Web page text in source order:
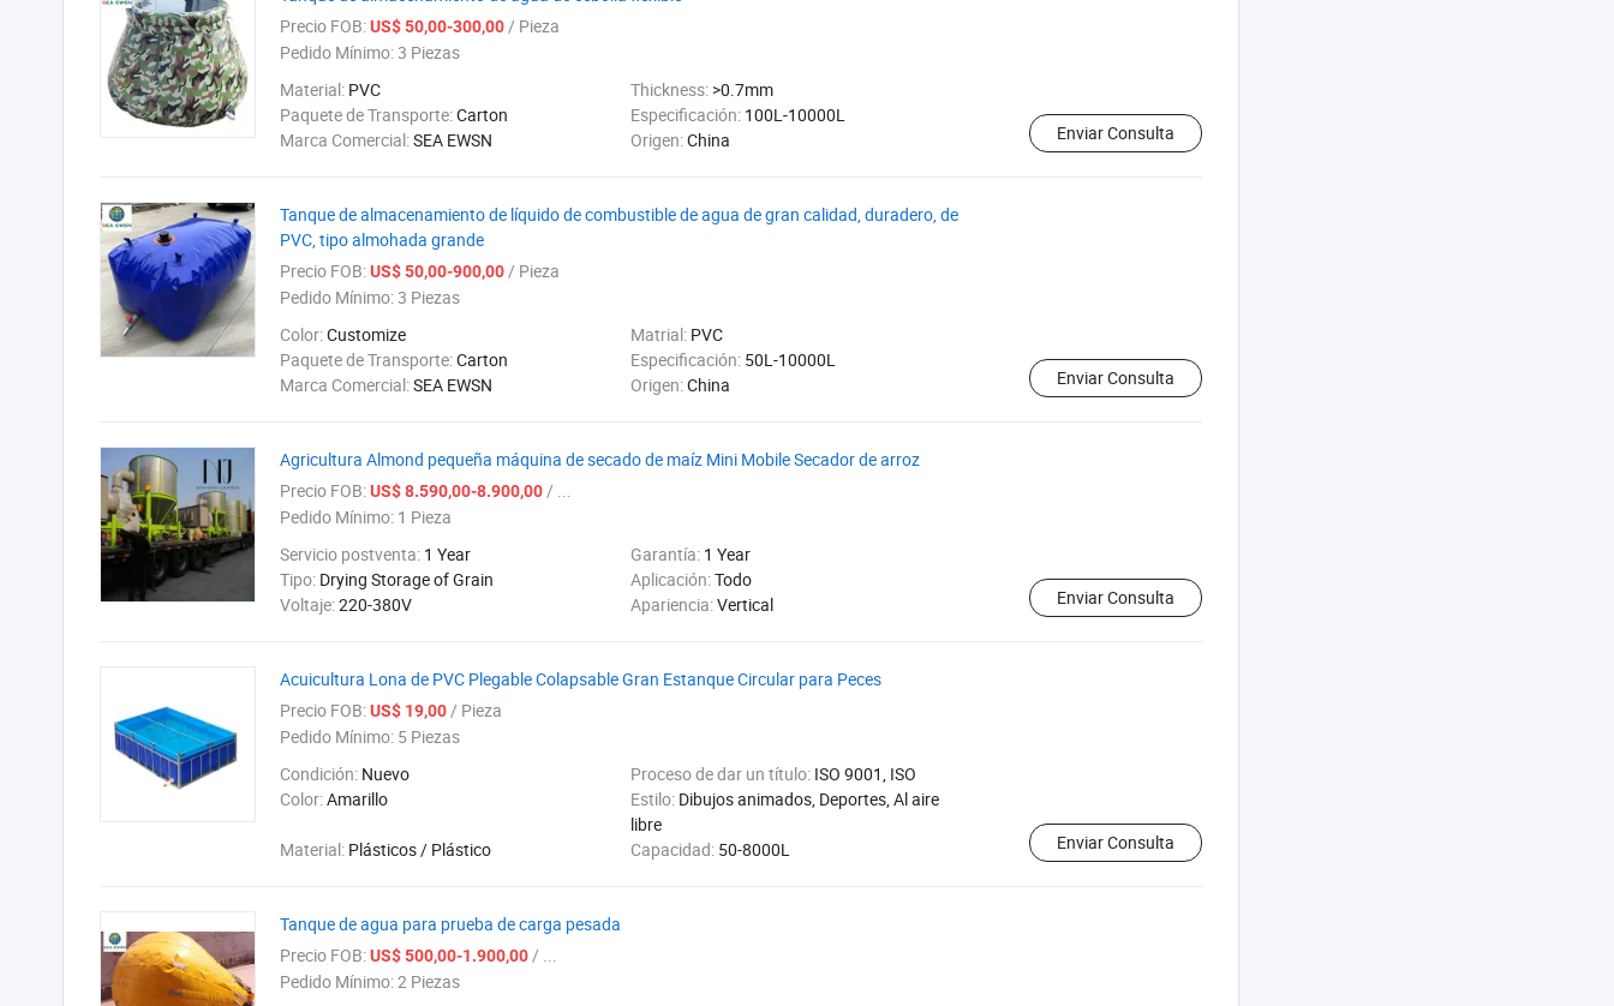
Precio FOB:US$ 50,00-300,00/ Pieza
Pedido Mínimo:3 Piezas
Material: PVC Thickness: >0.7mm
Paquete de Transporte:Carton Especificación: 100L-10000L
Marca Comercial:SEA EWSN Origen:China Enviar Consulta
Tanque de almacenamiento de líquido de combustible de agua de gran calidad, duradero, de
PVC, tipo almohada grande
Precio FOB:US$ 50,00-900,00/ Pieza
Pedido Mínimo:3 Piezas
Color:Customize Matrial: PVC
Paquete de Transporte:Carton Especificación: 50L-10000L
Marca Comercial:SEA EWSN Origen:China Enviar Consulta
Agricultura Almond pequeña máquina de secado de maíz Mini Mobile Secador de arroz
Precio FOB:US$ 8.590,00-8.900,00/ ...
Pedido Mínimo: 1 Pieza
Servicio postventa: 1 Year Garantía: 1 Year
Tipo: Drying Storage of Grain Aplicación:Todo
Voltaje:220-380V Apariencia:Vertical Enviar Consulta
Acuicultura Lona de PVC Plegable Colapsable Gran Estanque Circular para Peces
Precio FOB:US$ 19,00/ Pieza
Pedido Mínimo: 5 Piezas
Condición: Nuevo Proceso de dar un título: ISO 9001, ISO
Color:Amarillo Estilo: Dibujos animados, Deportes, Al aire
libre
Material: Plásticos / Plástico Capacidad: 50-8000L Enviar Consulta
Tanque de agua para prueba de carga pesada
Precio FOB:US$ 500,00-1.900,00/ ...
Pedido Mínimo:2 Piezas